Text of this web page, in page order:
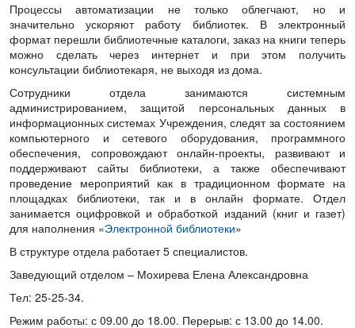
Процессы автоматизации не только облегчают, но и
значительно ускоряют работу библиотек. В электронный
формат перешли библиотечные каталоги, заказ на книги теперь
можно сделать через интернет и при этом получить
консультации библиотекаря, не выходя из дома.
Сотрудники отдела занимаются системным
администрированием, защитой персональных данных в
информационных системах Учреждения, следят за состоянием
компьютерного и сетевого оборудования, программного
обеспечения, сопровождают онлайн-проекты, развивают и
поддерживают сайты библиотеки, а также обеспечивают
проведение мероприятий как в традиционном формате на
площадках библиотеки, так и в онлайн формате. Отдел
занимается оцифровкой и обработкой изданий (книг и газет)
для наполнения «Электронной библиотеки»
В структуре отдела работает 5 специалистов.
Заведующий отделом – Мохирева Елена Александровна
Тел: 25-25-34.
Режим работы: с 09.00 до 18.00. Перерыв: с 13.00 до 14.00.